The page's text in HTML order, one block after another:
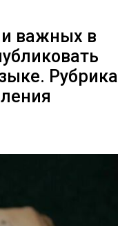
важных в
Рубрика